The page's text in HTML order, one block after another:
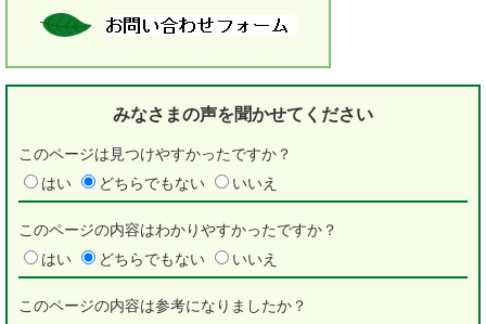
みなさまの声を聞かせてください
このページは見つけやすかったですか？
はい
どちらでもない いいえ
このページの内容はわかりやすかったですか？
はい
どちらでもない いいえ
このページの内容は参考になりましたか？